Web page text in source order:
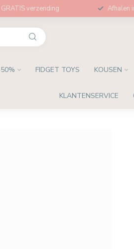
verzending Afhalen
FIDGET TOYS KOUSEN
KLANTENSERVICE